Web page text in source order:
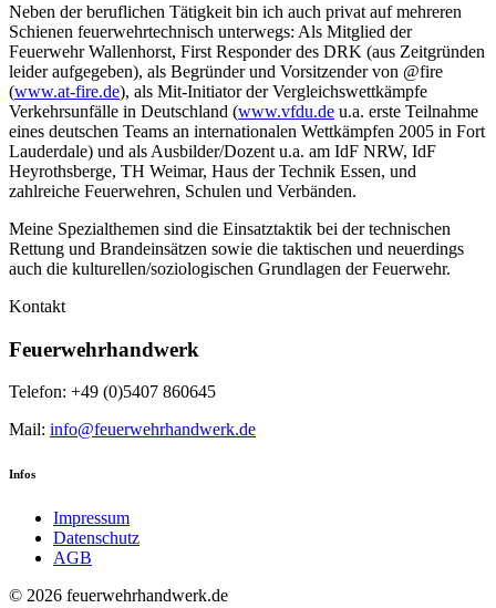
Neben der beruflichen Tätigkeit bin ich auch privat auf mehreren
Schienen feuerwehrtechnisch unterwegs: Als Mitglied der
Feuerwehr Wallenhorst, First Responder des DRK (aus Zeitgründen
leider aufgegeben), als Begründer und Vorsitzender von @fire
(www.at-fire.de), als Mit-Initiator der Vergleichswettkämpfe
Verkehrsunfälle in Deutschland (www.vfdu.de u.a. erste Teilnahme
eines deutschen Teams an internationalen Wettkämpfen 2005 in Fort
Lauderdale) und als Ausbilder/Dozent u.a. am IdF NRW, IdF
Heyrothsberge, TH Weimar, Haus der Technik Essen, und
zahlreiche Feuerwehren, Schulen und Verbänden.
Meine Spezialthemen sind die Einsatztaktik bei der technischen
Rettung und Brandeinsätzen sowie die taktischen und neuerdings
auch die kulturellen/soziologischen Grundlagen der Feuerwehr.
Kontakt
Feuerwehrhandwerk
Telefon: +49 (0)5407 860645
Mail: info@feuerwehrhandwerk.de
Infos
Impressum
Datenschutz
AGB
© 2026 feuerwehrhandwerk.de